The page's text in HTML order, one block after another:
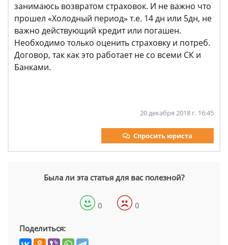
занимаюсь возвратом страховок. И не важно что
прошел «Холодный период» т.е. 14 дн или 5дн, не
важно действующий кредит или погашен.
Необходимо только оценить страховку и потреб.
Договор, так как это работает не со всеми СК и
Банками.
20 декабря 2018 г. 16:45
Спросить юриста
Была ли эта статья для вас полезной?
0 0
Поделиться: